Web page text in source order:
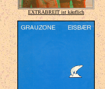
EXTRABREIT ist käuflich